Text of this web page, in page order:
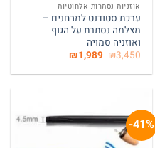
אוזניות נסתרות אלחוטיות
ערכת סטודנט למבחנים –
מצלמה נסתרת על הגוף
ואוזניה סמויה
₪3,450 המחיר
המקורי
היה:
₪1,989 המחיר
הוא:
41%-